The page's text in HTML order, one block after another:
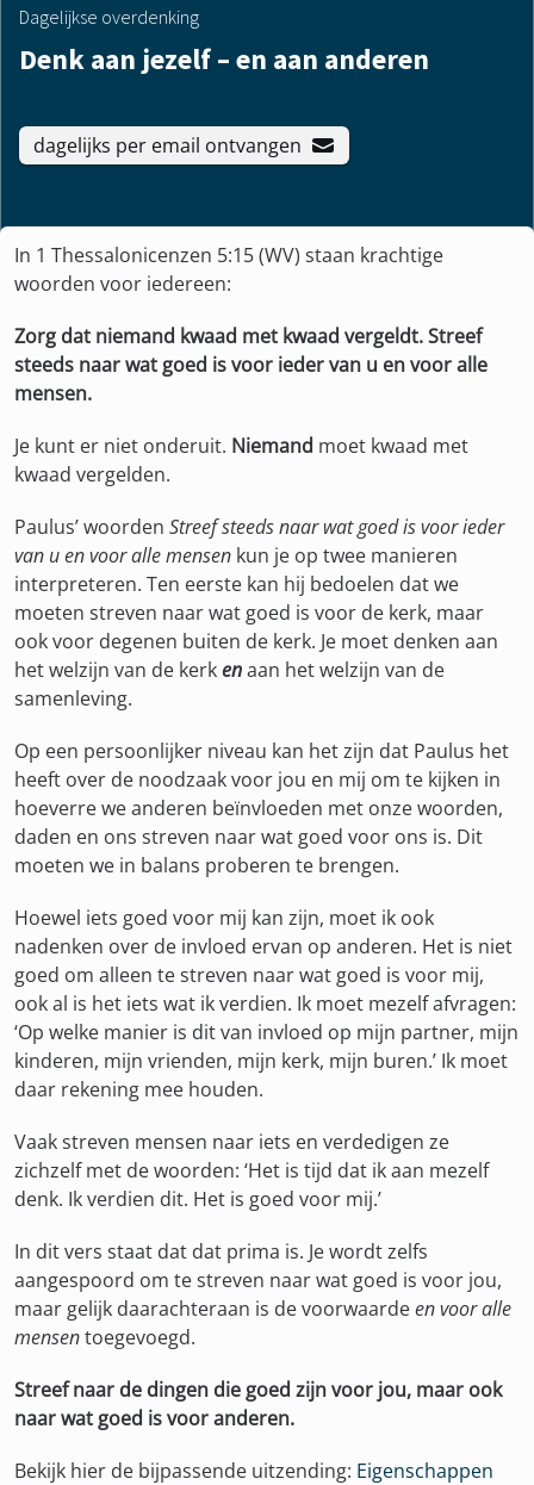
Dagelijkse overdenking
Denk aan jezelf – en aan anderen
dagelijks per email ontvangen
In 1 Thessalonicenzen 5:15 (WV) staan krachtige
woorden voor iedereen:
Zorg dat niemand kwaad met kwaad vergeldt. Streef
steeds naar wat goed is voor ieder van u en voor alle
mensen.
Je kunt er niet onderuit. Niemand moet kwaad met
kwaad vergelden.
Paulus’ woorden Streef steeds naar wat goed is voor ieder
van u en voor alle mensen kun je op twee manieren
interpreteren. Ten eerste kan hij bedoelen dat we
moeten streven naar wat goed is voor de kerk, maar
ook voor degenen buiten de kerk. Je moet denken aan
het welzijn van de kerkenaan het welzijn van de
samenleving.
Op een persoonlijker niveau kan het zijn dat Paulus het
heeft over de noodzaak voor jou en mij om te kijken in
hoeverre we anderen beïnvloeden met onze woorden,
daden en ons streven naar wat goed voor ons is. Dit
moeten we in balans proberen te brengen.
Hoewel iets goed voor mij kan zijn, moet ik ook
nadenken over de invloed ervan op anderen. Het is niet
goed om alleen te streven naar wat goed is voor mij,
ook al is het iets wat ik verdien. Ik moet mezelf afvragen:
‘Op welke manier is dit van invloed op mijn partner, mijn
kinderen, mijn vrienden, mijn kerk, mijn buren.’ Ik moet
daar rekening mee houden.
Vaak streven mensen naar iets en verdedigen ze
zichzelf met de woorden: ‘Het is tijd dat ik aan mezelf
denk. Ik verdien dit. Het is goed voor mij.’
In dit vers staat dat dat prima is. Je wordt zelfs
aangespoord om te streven naar wat goed is voor jou,
maar gelijk daarachteraan is de voorwaardeen voor alle
mensentoegevoegd.
Streef naar de dingen die goed zijn voor jou, maar ook
naar wat goed is voor anderen.
Bekijk hier de bijpassende uitzending: Eigenschappen